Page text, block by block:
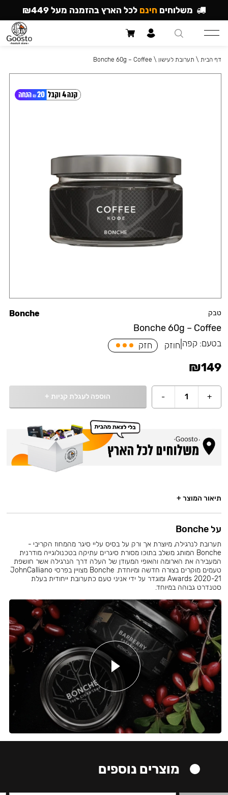
טבק
Bonche 60g – Coffee
Bonche
בטעם: קפה חוזק חזק
₪149
+
1
- הוספה לעגלת קניות +
דף הבית \ תערובת לעישון \
Bonche 60g – Coffee
תיאור המוצר +
על Bonche
תערובת לנרגילה, מיוצרת אך ורק על בסיס עליי סיגר מהמחוז הקריבי -
Bonche המותג משלב בתוכו מסורת סיגרים עתיקה בטכנולוגייה מודרנית
המעבירה את הארומה והאופי המעודן של העלה דרך הנרגילה אשר חושפת
טעמים מוקרים בצורה חדשה ומיוחדת. Bonche מצויין בפרסי JohnCalliano
Awards 2020-21 ומוגדר על ידי אניני טעם כתערובת ייחודית בעלת
סטנדרט גבוהה במיוחד.
מוצרים נוספים
משלוחים חינם לכל הארץ בהזמנה מעל ₪449